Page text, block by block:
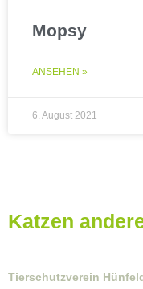
Mopsy
ANSEHEN »
6. August 2021
Katzen
Tierschutzverein